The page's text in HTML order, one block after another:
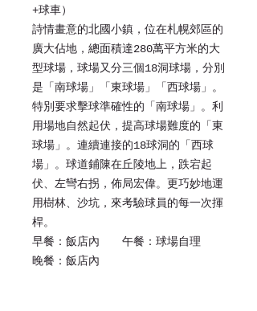
+球車）
詩情畫意的北國小鎮，位在札幌郊區的
廣大佔地，總面積達280萬平方米的大
型球場，球場又分三個18洞球場，分別
是「南球場」「東球場」「西球場」。
特別要求擊球準確性的「南球場」。利
用場地自然起伏，提高球場難度的「東
球場」。連續連接的18球洞的「西球
場」。球道鋪陳在丘陵地上，跌宕起
伏、左彎右拐，佈局宏偉。更巧妙地運
用樹林、沙坑，來考驗球員的每一次揮
桿。
早餐：飯店內 午餐：球場自理
晚餐：飯店內